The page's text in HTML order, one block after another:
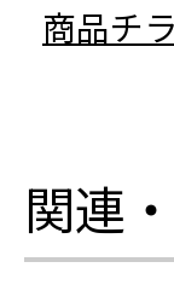
商品チ
関連